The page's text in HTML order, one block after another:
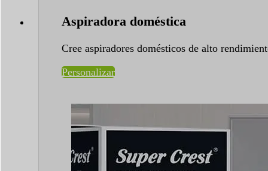
Aspiradora doméstica
Cree aspiradores domésticos de alto
Personalizar